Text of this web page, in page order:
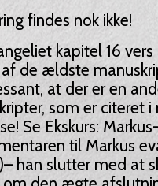
findes nok ikke!
kapitel 16
de ældste
at der er en
som er citeret
Se Ekskurs:
til Markus
han slutter med at